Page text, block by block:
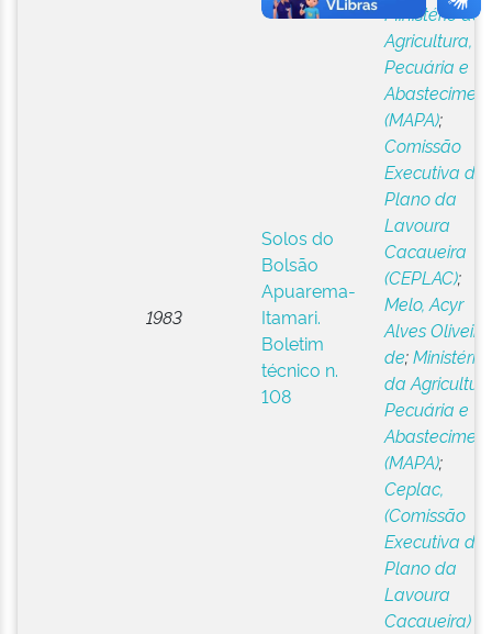
1983
Solos do
Bolsão
Apuarema-
Itamari.
Boletim
técnico n.
108
Ministério da
Agricultura,
Pecuária e
(MAPA);
Comissão
Executiva do
Plano da
Lavoura
Cacaueira
(CEPLAC);
Melo, Acyr
Alves Oliveira
de;Ministério
da
Pecuária e
(MAPA);
Ceplac,
(Comissão
Executiva do
Plano da
Lavoura
Cacaueira)